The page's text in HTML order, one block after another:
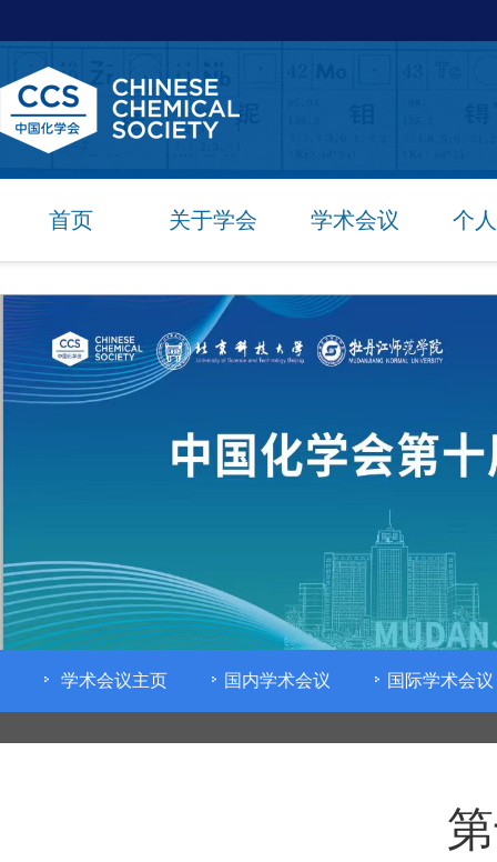
首页 关于学会 学术会议 个
学术会议主页 国内学术会议 国际学术会议